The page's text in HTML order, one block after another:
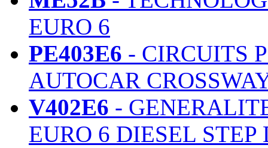
EURO 6
PE403E6 - CIRCUITS
AUTOCAR
V402E6 -
EURO 6 DIESEL STEP